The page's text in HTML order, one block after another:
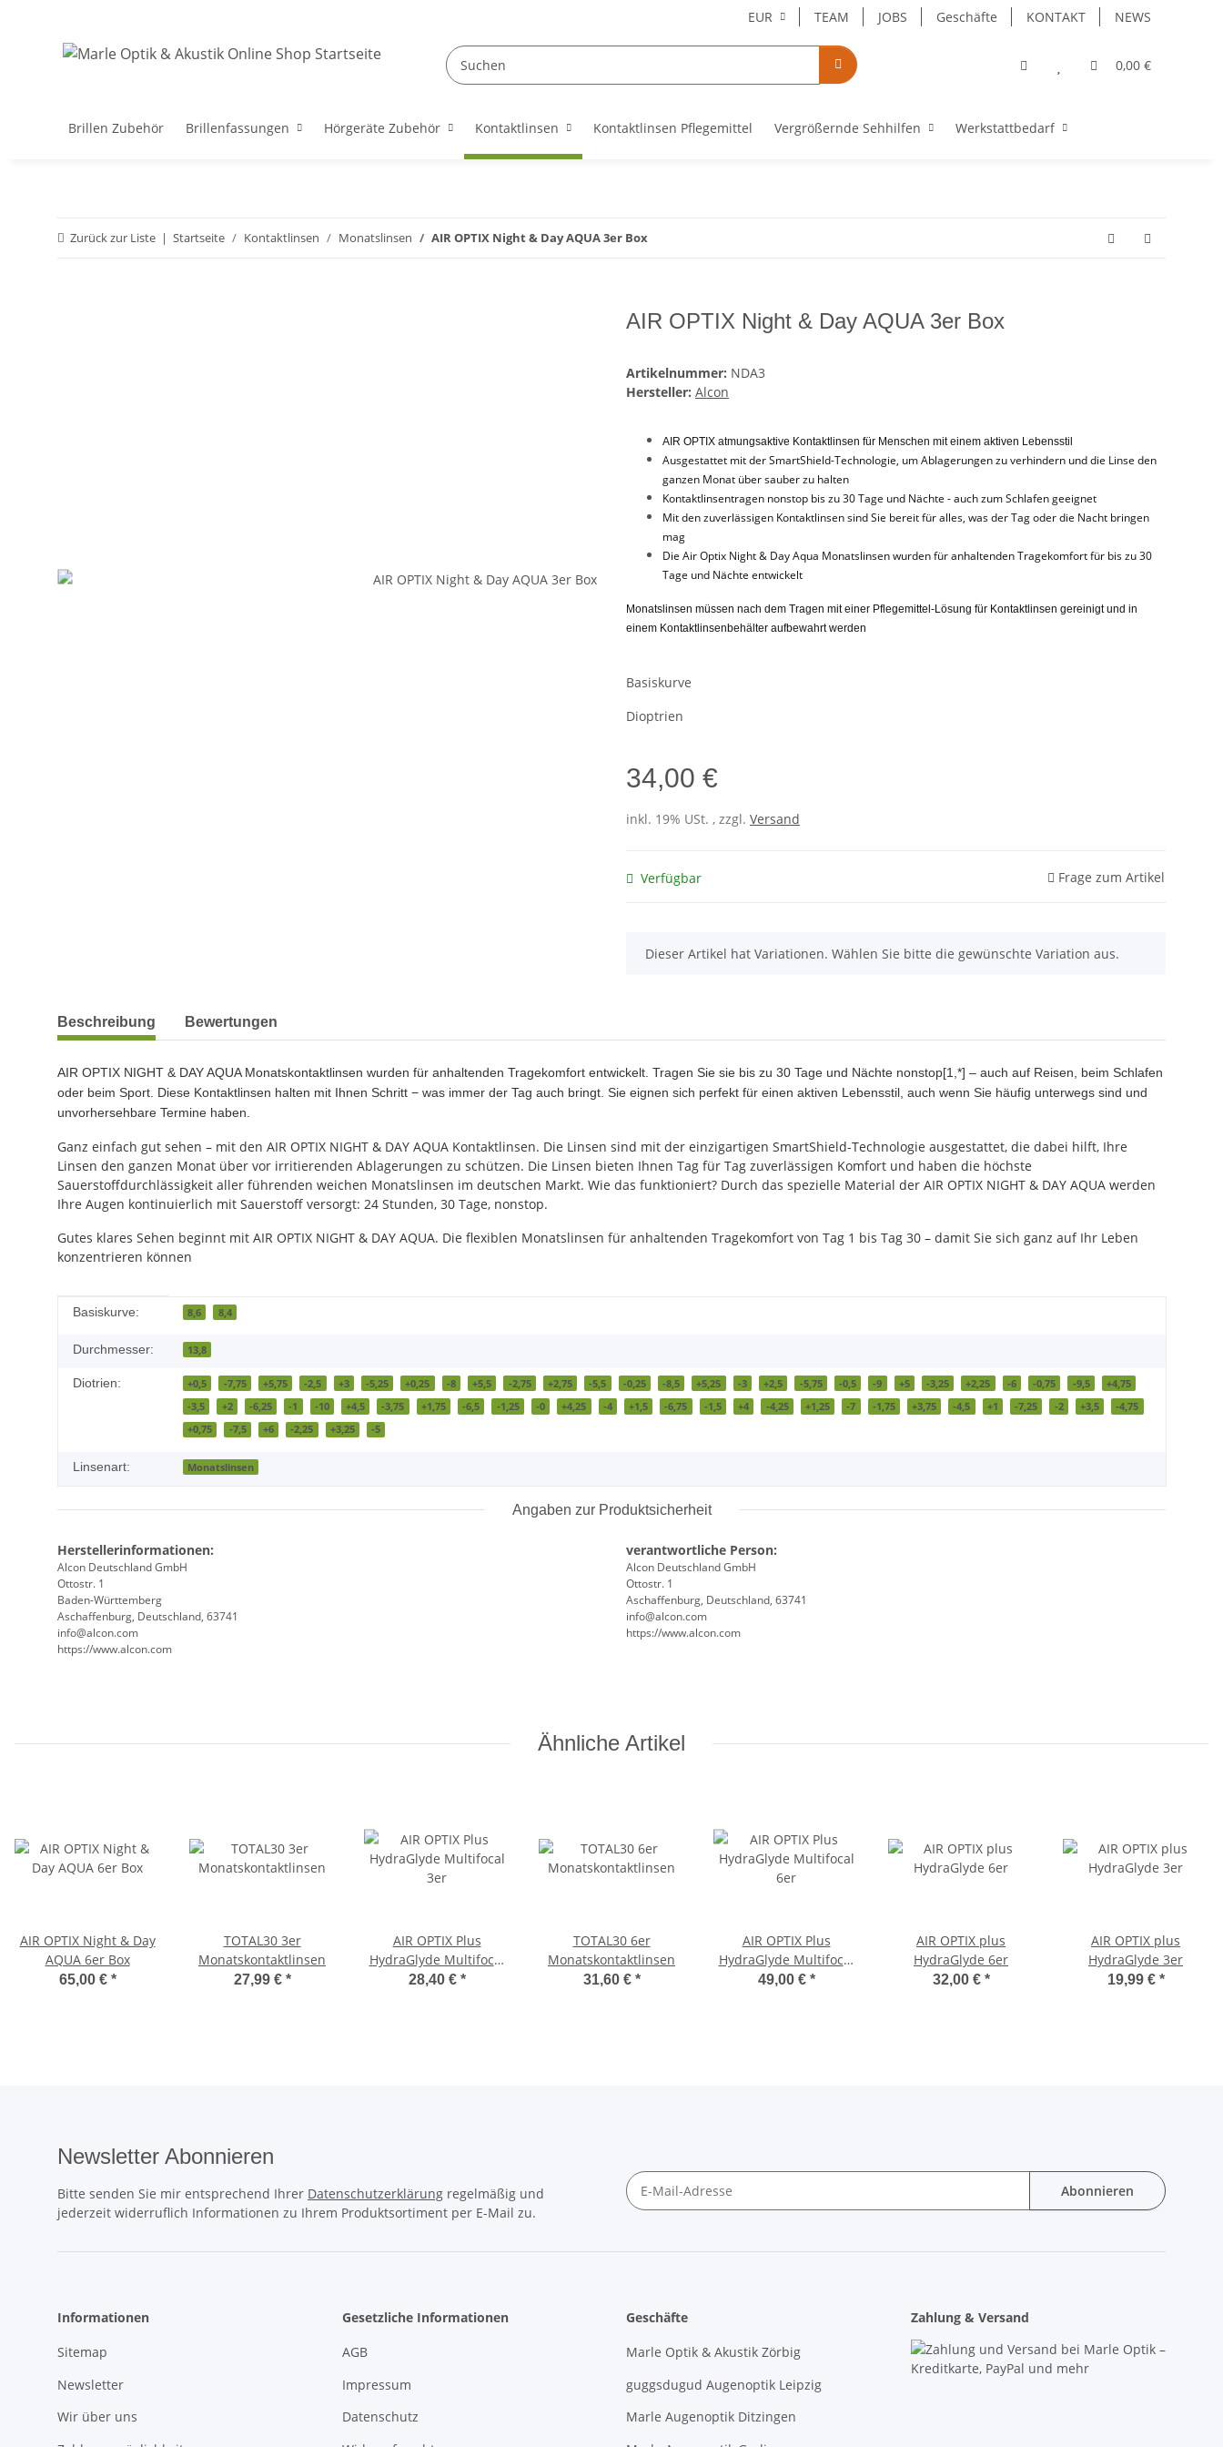
EUR TEAM JOBS Geschäfte KONTAKT NEWS
0,00 €
Brillen Zubehör Brillenfassungen Hörgeräte Zubehör Kontaktlinsen Kontaktlinsen Pflegemittel Vergrößernde Sehhilfen Werkstattbedarf
Zurück zur Liste Startseite Kontaktlinsen Monatslinsen AIR OPTIX Night & Day AQUA 3er Box
AIR OPTIX Night & Day AQUA 3er Box
Artikelnummer: NDA3
Hersteller: Alcon
AIR OPTIX atmungsaktive Kontaktlinsen für Menschen mit einem aktiven Lebensstil
Ausgestattet mit der SmartShield-Technologie, um Ablagerungen zu verhindern und die Linse den
ganzen Monat über sauber zu halten
Kontaktlinsentragen nonstop bis zu 30 Tage und Nächte - auch zum Schlafen geeignet
Mit den zuverlässigen Kontaktlinsen sind Sie bereit für alles, was der Tag oder die Nacht bringen
mag
Die Air Optix Night & Day Aqua Monatslinsen wurden für anhaltenden Tragekomfort für bis zu 30
Tage und Nächte entwickelt
Monatslinsen müssen nach dem Tragen mit einer Pflegemittel-Lösung für Kontaktlinsen gereinigt und in
einem Kontaktlinsenbehälter aufbewahrt werden
Basiskurve
Dioptrien
34,00 €
inkl. 19% USt. , zzgl. Versand
Verfügbar Frage zum Artikel
x
Dieser Artikel hat Variationen. Wählen Sie bitte die gewünschte Variation aus.
weitere Registerkarten anzeigen
Beschreibung Bewertungen
AIR OPTIX NIGHT & DAY AQUA Monatskontaktlinsen wurden für anhaltenden Tragekomfort entwickelt. Tragen Sie sie bis zu 30 Tage und Nächte nonstop[1,*] – auch auf Reisen, beim Schlafen
oder beim Sport. Diese Kontaktlinsen halten mit Ihnen Schritt − was immer der Tag auch bringt. Sie eignen sich perfekt für einen aktiven Lebensstil, auch wenn Sie häufig unterwegs sind und
unvorhersehbare Termine haben.
Ganz einfach gut sehen – mit den AIR OPTIX NIGHT & DAY AQUA Kontaktlinsen. Die Linsen sind mit der einzigartigen SmartShield-Technologie ausgestattet, die dabei hilft, Ihre
Linsen den ganzen Monat über vor irritierenden Ablagerungen zu schützen. Die Linsen bieten Ihnen Tag für Tag zuverlässigen Komfort und haben die höchste
Sauerstoffdurchlässigkeit aller führenden weichen Monatslinsen im deutschen Markt. Wie das funktioniert? Durch das spezielle Material der AIR OPTIX NIGHT & DAY AQUA werden
Ihre Augen kontinuierlich mit Sauerstoff versorgt: 24 Stunden, 30 Tage, nonstop.
Gutes klares Sehen beginnt mit AIR OPTIX NIGHT & DAY AQUA. Die flexiblen Monatslinsen für anhaltenden Tragekomfort von Tag 1 bis Tag 30 – damit Sie sich ganz auf Ihr Leben
konzentrieren können
Produkteigenschaft
Wert
Basiskurve: 8,6 8,4
Durchmesser: 13,8
Diotrien: +0,5 -7,75 +5,75 -2,5 +3 -5,25 +0,25 -8 +5,5 -2,75 +2,75 -5,5 -0,25 -8,5 +5,25 -3 +2,5 -5,75 -0,5 -9 +5 -3,25 +2,25 -6 -0,75 -9,5
+4,75
-3,5
+2 -6,25 -1 -10 +4,5 -3,75 +1,75 -6,5 -1,25 -0 +4,25 -4 +1,5 -6,75 -1,5 +4 -4,25 +1,25 -7 -1,75 +3,75 -4,5 +1 -7,25 -2 +3,5
-4,75
+0,75
-7,5 +6 -2,25 +3,25 -5
Linsenart: Monatslinsen
Angaben zur Produktsicherheit
Herstellerinformationen:
Alcon Deutschland GmbH
Ottostr. 1
Baden-Württemberg
Aschaffenburg, Deutschland, 63741
info@alcon.com
https://www.alcon.com
verantwortliche Person:
Alcon Deutschland GmbH
Ottostr. 1
Aschaffenburg, Deutschland, 63741
info@alcon.com
https://www.alcon.com
Ähnliche Artikel
AIR OPTIX Night & Day
AQUA 6er Box
65,00 € *
TOTAL30 3er
Monatskontaktlinsen
27,99 € *
AIR OPTIX Plus
HydraGlyde Multifocal
3er
28,40 € *
TOTAL30 6er
Monatskontaktlinsen
31,60 € *
AIR OPTIX Plus
HydraGlyde Multifocal
6er
49,00 € *
AIR OPTIX plus
HydraGlyde 6er
32,00 € *
AIR OPTIX plus
HydraGlyde 3er
19,99 € *
Newsletter Abonnieren
Bitte senden Sie mir entsprechend Ihrer Datenschutzerklärung regelmäßig und
jederzeit widerruflich Informationen zu Ihrem Produktsortiment per E-Mail zu.
Abonnieren
Informationen
Sitemap
Newsletter
Wir über uns
Gesetzliche Informationen
AGB
Impressum
Datenschutz
Geschäfte
Marle Optik & Akustik Zörbig
guggsdugud Augenoptik Leipzig
Marle Augenoptik Ditzingen
Zahlung & Versand